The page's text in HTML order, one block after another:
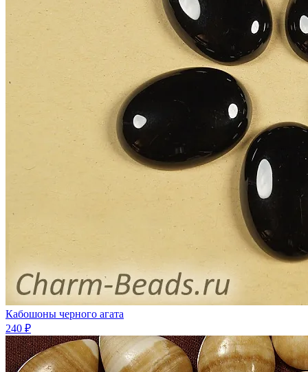
Кабошоны черного агата
240 ₽